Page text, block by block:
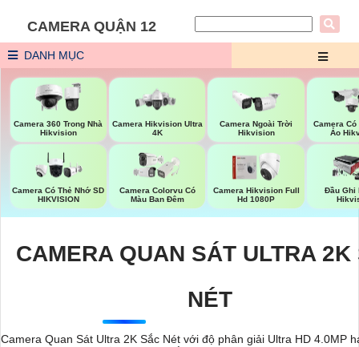
CAMERA QUẬN 12
DANH MỤC
Camera 360 Trong Nhà
Hikvision
Camera Hikvision Ultra
4K
Camera Ngoài Trời
Hikvision
Camera Có
Ảo
Camera Có Thẻ Nhớ SD
HIKVISION
Camera Colorvu Có
Màu Ban Đêm
Camera Hikvision Full
Hd 1080P
Đầu Ghi
CAMERA QUAN SÁT ULTRA 2K
NÉT
Camera Quan Sát Ultra 2K Sắc Nét với độ phân giải Ultra HD 4.0MP